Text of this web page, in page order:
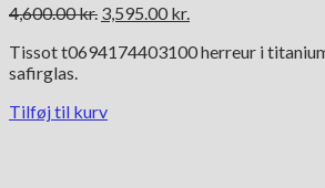
4,600.00kr. Den
pris
3,595.00 kr.
pris
Tissot t0694174403100 herreur i
safirglas.
Tilføj til kurv